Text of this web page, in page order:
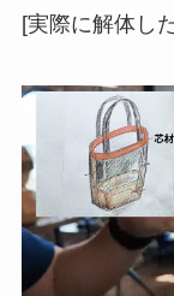
[実際に解体し